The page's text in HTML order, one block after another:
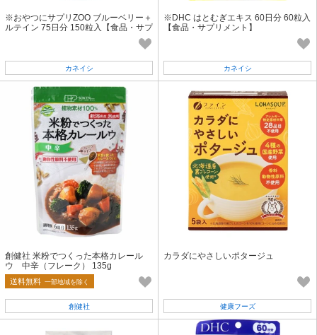
※おやつにサプリZOO ブルーベリー＋
ルテイン 75日分 150粒入【食品・サプ
カネイシ
※DHC はとむぎエキス 60日分 60粒入
【食品・サプリメント】
カネイシ
創健社 米粉でつくった本格カレール
ウ 中辛（フレーク） 135g
送料無料 一部地域を除く
創健社
カラダにやさしいポタージュ
健康フーズ